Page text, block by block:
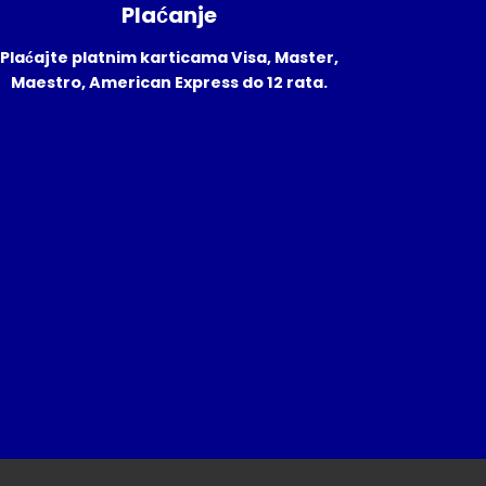
Plaćanje
Plaćajte platnim karticama Visa, Master,
Maestro, American Express do 12 rata.